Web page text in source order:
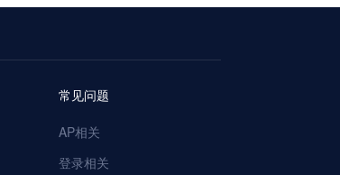
常见问题
AP相关
登录相关